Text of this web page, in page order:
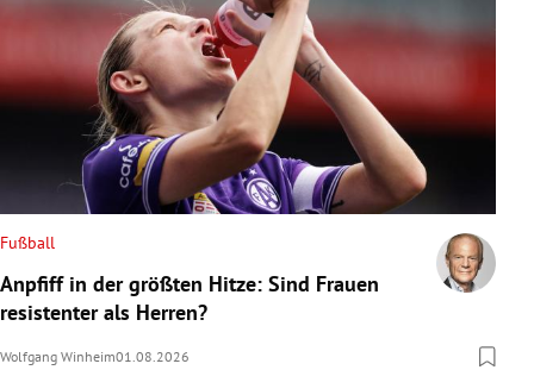
Fußball
Anpfiff in der größten Hitze: Sind Frauen
resistenter als Herren?
Wolfgang Winheim01.08.2026